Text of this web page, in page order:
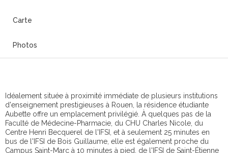
Carte
Photos
Idéalement située à proximité immédiate de plusieurs institutions
d'enseignement prestigieuses à Rouen, la résidence étudiante
Aubette offre un emplacement privilégié. À quelques pas de la
Faculté de Médecine-Pharmacie, du CHU Charles Nicole, du
Centre Henri Becquerel de l'IFSI, et à seulement 25 minutes en
bus de l'IFSI de Bois Guillaume, elle est également proche du
Campus Saint-Marc à 10 minutes à pied, de l'IFSI de Saint-Étienne